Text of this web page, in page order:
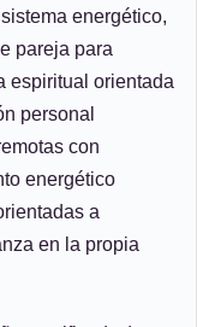
energético,
pareja para
espiritual orientada
personal
con
energético
a
en la propia